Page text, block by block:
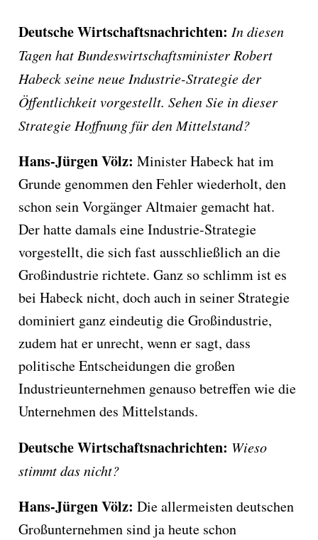
Deutsche Wirtschaftsnachrichten: In diesen
Tagen hat Bundeswirtschaftsminister Robert
Habeck seine neue Industrie-Strategie der
Öffentlichkeit vorgestellt. Sehen Sie in dieser
Strategie Hoffnung für den Mittelstand?
Hans-Jürgen Völz: Minister Habeck hat im
Grunde genommen den Fehler wiederholt, den
schon sein Vorgänger Altmaier gemacht hat.
Der hatte damals eine Industrie-Strategie
vorgestellt, die sich fast ausschließlich an die
Großindustrie richtete. Ganz so schlimm ist es
bei Habeck nicht, doch auch in seiner Strategie
dominiert ganz eindeutig die Großindustrie,
zudem hat er unrecht, wenn er sagt, dass
politische Entscheidungen die großen
Industrieunternehmen genauso betreffen wie die
Unternehmen des Mittelstands.
Deutsche Wirtschaftsnachrichten: Wieso
stimmt das nicht?
Hans-Jürgen Völz: Die allermeisten deutschen
Großunternehmen sind ja heute schon